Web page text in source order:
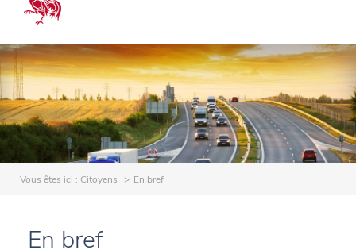
Vous êtes ici : Citoyens En bref
En bref